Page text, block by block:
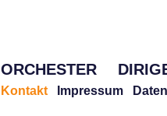
ORCHESTER
Kontakt Impressum